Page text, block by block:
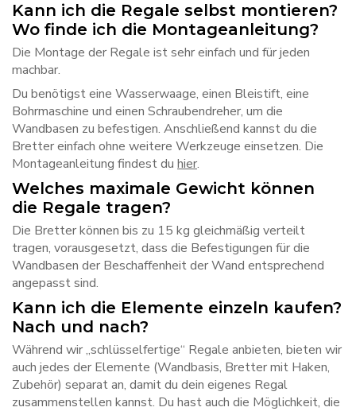
Kann ich die Regale selbst montieren?
Wo finde ich die Montageanleitung?
Die Montage der Regale ist sehr einfach und für jeden
machbar.
Du benötigst eine Wasserwaage, einen Bleistift, eine
Bohrmaschine und einen Schraubendreher, um die
Wandbasen zu befestigen. Anschließend kannst du die
Bretter einfach ohne weitere Werkzeuge einsetzen. Die
Montageanleitung findest du hier.
Welches maximale Gewicht können
die Regale tragen?
Die Bretter können bis zu 15 kg gleichmäßig verteilt
tragen, vorausgesetzt, dass die Befestigungen für die
Wandbasen der Beschaffenheit der Wand entsprechend
angepasst sind.
Kann ich die Elemente einzeln kaufen?
Nach und nach?
Während wir „schlüsselfertige“ Regale anbieten, bieten wir
auch jedes der Elemente (Wandbasis, Bretter mit Haken,
Zubehör) separat an, damit du dein eigenes Regal
zusammenstellen kannst. Du hast auch die Möglichkeit, die